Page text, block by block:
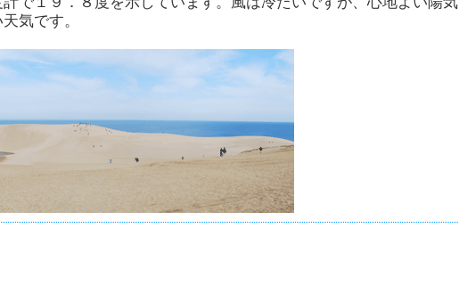
気です。